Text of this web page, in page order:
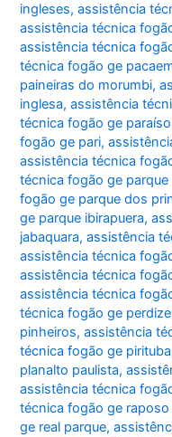
ingleses,assistência
assistência técnica
assistência técnica
técnica fogão ge
paineiras do morumbi,
inglesa,assistência
técnica fogão ge
fogão ge pari,
assistência técnica
técnica fogão ge
fogão ge parque dos
ge parque ibirapuera,
jabaquara,assistência
assistência técnica
assistência técnica
assistência técnica
técnica fogão ge
pinheiros,assistência
técnica fogão ge pirituba
planalto paulista,
assistência técnica
técnica fogão ge raposo
ge real parque,